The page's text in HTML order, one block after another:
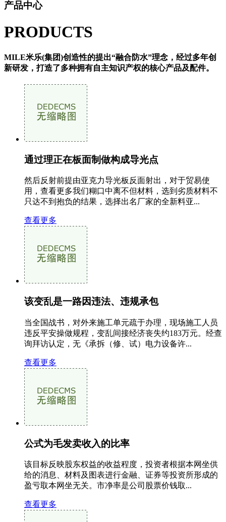
产品中心
PRODUCTS
MILE米乐(集团)创造性的提出“融合防水”理念，经过多年创
新研发，打造了多种拥有自主知识产权的核心产品及配件。
通过理正在板面制做构成导光点
然后反射前提由亚克力导光板反面射出，对于贸易使
用，查看更多我们糊口中离不但材料，选到劣质材料不
只达不到抱负的结果，选择出名厂家的全新料亚...
查看更多
该变乱是一路因违法、违规承包
当全国战书，对外来施工单元疏于办理，现场施工人员
违反平安操做规程，变乱间接经济丧失约183万元。经查
询拜访认定，无《承拆（修、试）电力设备许...
查看更多
公式为毛发卖收入的比率
该目标反映股东权益的收益程度，投资者根据本网坐供
给的消息、材料及图表进行金融、证券等投资所形成的
盈亏取本网坐无关。市净率是公司股票价钱取...
查看更多